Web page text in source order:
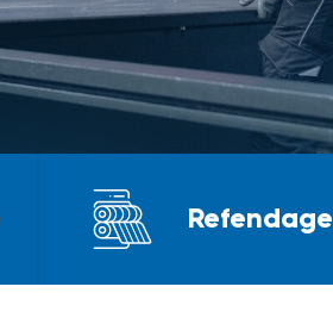
Refendage